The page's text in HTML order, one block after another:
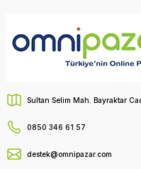
Sultan Selim Mah. Bayraktar
0850 346 61 57
destek@omnipazar.com